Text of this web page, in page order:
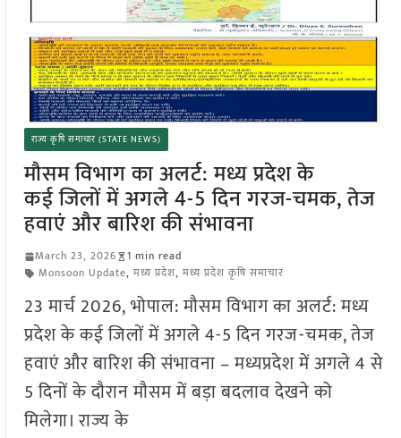
राज्य कृषि समाचार (STATE NEWS)
मौसम विभाग का अलर्ट: मध्य प्रदेश के
कई जिलों में अगले 4-5 दिन गरज-चमक, तेज
हवाएं और बारिश की संभावना
March 23, 2026
1 min read
Monsoon Update, मध्य प्रदेश, मध्य प्रदेश कृषि समाचार
23 मार्च 2026, भोपाल: मौसम विभाग का अलर्ट: मध्य
प्रदेश के कई जिलों में अगले 4-5 दिन गरज-चमक, तेज
हवाएं और बारिश की संभावना – मध्यप्रदेश में अगले 4 से
5 दिनों के दौरान मौसम में बड़ा बदलाव देखने को
मिलेगा। राज्य के